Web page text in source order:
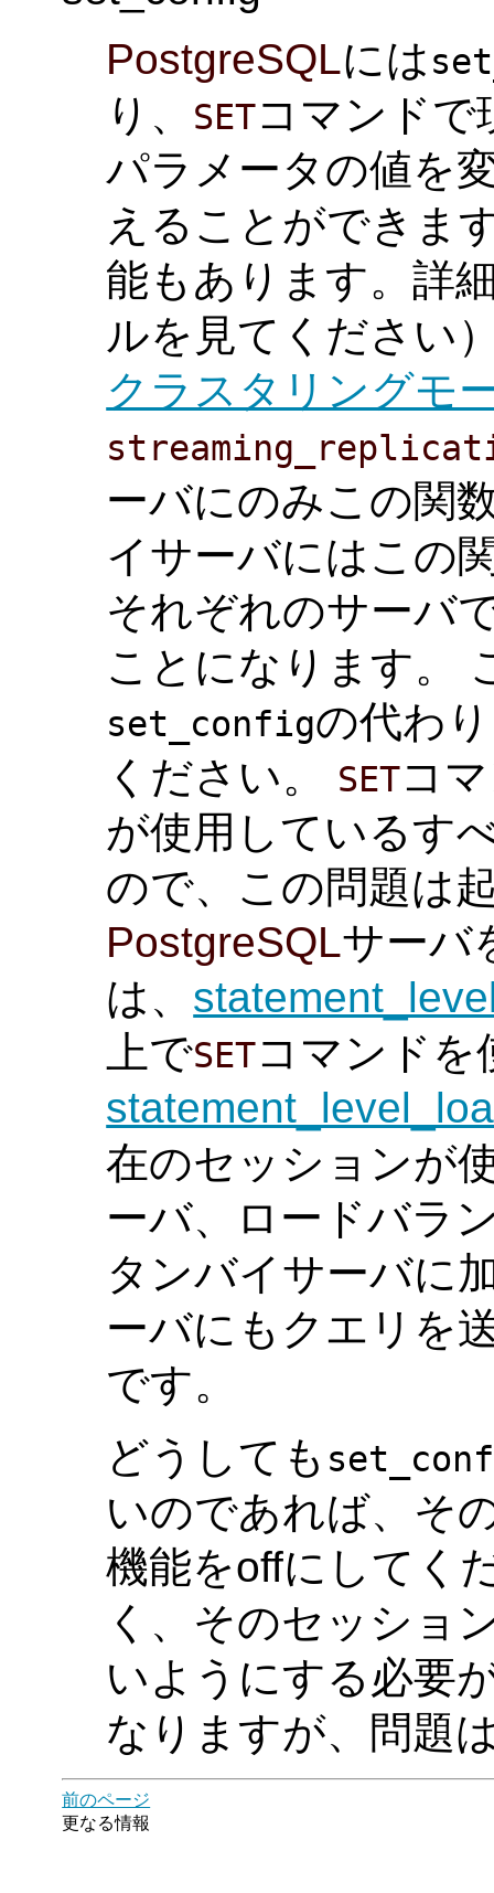
PostgreSQLには
り、 SETコマンドで
パラメータの値を
えることができま
能もあります。詳
ルを見てください
クラスタリングモ
ーバにのみこの関
イサーバにはこの
それぞれのサーバ
ことになります。
set_configの代わ
ください。
SETコ
が使用しているす
ので、この問題は
PostgreSQLサーバ
は、
上でSETコマンドを
在のセッションが
ーバ、ロードバラ
タンバイサーバに
ーバにもクエリを
です。
どうしても
いのであれば、そ
機能をoffにしてく
く、そのセッショ
いようにする必要
なりますが、問題
前のページ
更なる情報